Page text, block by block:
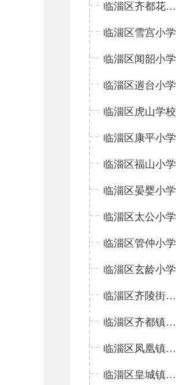
临淄区齐都花园小学
临淄区雪宫小学
临淄区闻韶小学
临淄区遄台小学
临淄区虎山学校
临淄区康平小学
临淄区福山小学
临淄区晏婴小学
临淄区太公小学
临淄区管仲小学
临淄区玄龄小学
临淄区齐陵街道中心学校
临淄区齐都镇中心学校
临淄区凤凰镇中心学校
临淄区皇城镇中心学校